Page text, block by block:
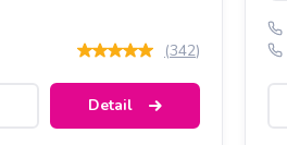
(342)
Detail